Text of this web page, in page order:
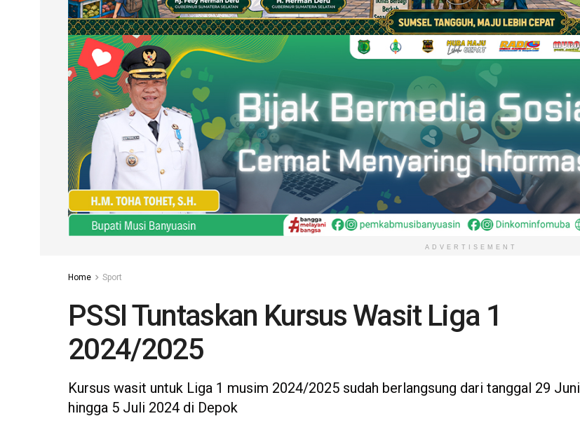
ADVERTISEMENT
Home Sport
PSSI Tuntaskan Kursus Wasit Liga 1
2024/2025
Kursus wasit untuk Liga 1 musim 2024/2025 sudah berlangsung dari tanggal 29 Juni
hingga 5 Juli 2024 di Depok